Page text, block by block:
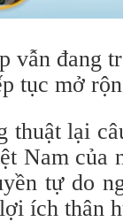
vẫn đang
tục mở
thuật lại
Nam của
tự do
ích thân